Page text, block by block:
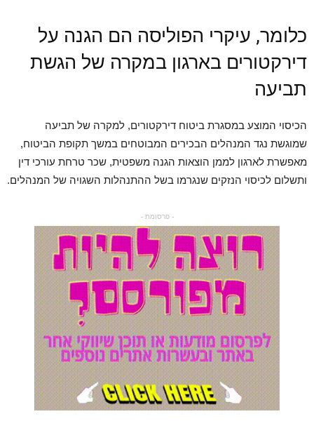
כלומר, עיקרי הפוליסה הם הגנה על
דירקטורים בארגון במקרה של הגשת
תביעה
הכיסוי המוצע במסגרת ביטוח דירקטורים, למקרה של תביעה
שמוגשת נגד המנהלים הבכירים המבוטחים במשך תקופת הביטוח,
מאפשרת לארגון לממן הוצאות הגנה משפטית, שכר טרחת עורכי דין
ותשלום לכיסוי הנזקים שנגרמו בשל ההתנהלות השגויה של המנהלים.
- פרסומת -